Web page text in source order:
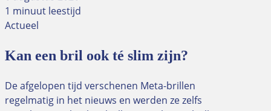
1 minuut leestijd
Actueel
Kan een bril ook té slim zijn?
De afgelopen tijd verschenen Meta-brillen
regelmatig in het nieuws en werden ze zelfs